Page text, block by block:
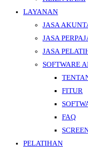
LAYANAN
JASA
JASA
JASA
SOFTWARE
FITUR
FAQ
PELATIHAN